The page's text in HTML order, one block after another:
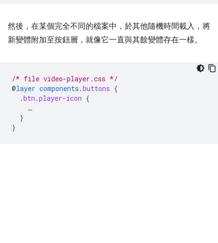
然後，在某個完全不同的檔案中，於其他隨機時間載入，將
新變體附加至按鈕層，就像它一直與其餘變體存在一樣。
/* file video-player.css */
@layer components .buttons {
.btn .player-icon {
…
}
}